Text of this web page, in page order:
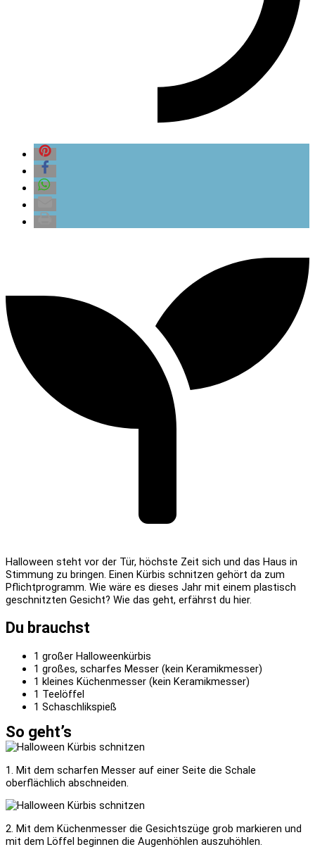
Halloween steht vor der Tür, höchste Zeit sich und das Haus in
Stimmung zu bringen. Einen Kürbis schnitzen gehört da zum
Pflichtprogramm. Wie wäre es dieses Jahr mit einem plastisch
geschnitzten Gesicht? Wie das geht, erfährst du hier.
Du brauchst
1 großer Halloweenkürbis
1 großes, scharfes Messer (kein Keramikmesser)
1 kleines Küchenmesser (kein Keramikmesser)
1 Teelöffel
1 Schaschlikspieß
So geht’s
1. Mit dem scharfen Messer auf einer Seite die Schale
oberflächlich abschneiden.
2. Mit dem Küchenmesser die Gesichtszüge grob markieren und
mit dem Löffel beginnen die Augenhöhlen auszuhöhlen.